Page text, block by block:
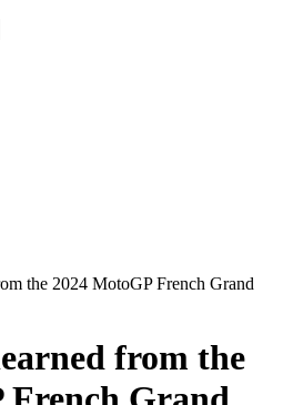
the 2024 MotoGP French Grand
from the